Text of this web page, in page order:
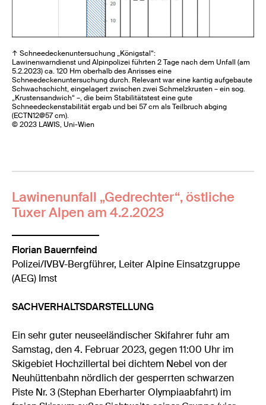
↑ Schneedeckenuntersuchung „Königstal“:
Lawinenwarndienst und Alpinpolizei führten 2 Tage nach dem Unfall (am
5.2.2023) ca. 120 Hm oberhalb des Anrisses eine
Schneedeckenuntersuchung durch. Relevant war eine kantig aufgebaute
Schwachschicht, eingelagert zwischen zwei Schmelzkrusten – ein sog.
„Krustensandwich“ –, die beim Stabilitätstest eine gute
Schneedeckenstabilität ergab und bei 57 cm als Teilbruch abging
(ECTN12@57 cm).
© 2023 LAWIS, Uni-Wien
Lawinenunfall „Gedrechter“, östliche
Tuxer Alpen am 4.2.2023
Florian Bauernfeind
Polizei/IVBV-Bergführer, Leiter Alpine Einsatzgruppe
(AEG) Imst
SACHVERHALTSDARSTELLUNG
Ein sehr guter neuseeländischer Skifahrer fuhr am
Samstag, den 4. Februar 2023, gegen 11:00 Uhr im
Skigebiet Hochzillertal bei dichtem Nebel von der
Neuhüttenbahn nördlich der gesperrten schwarzen
Piste Nr. 3 (Stephan Eberharter Olympiaabfahrt) im